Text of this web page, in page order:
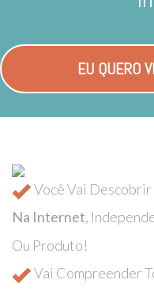
EU QUERO
Você Vai Descobrir
Na Internet,
Ou Produto!
Vai Compreender